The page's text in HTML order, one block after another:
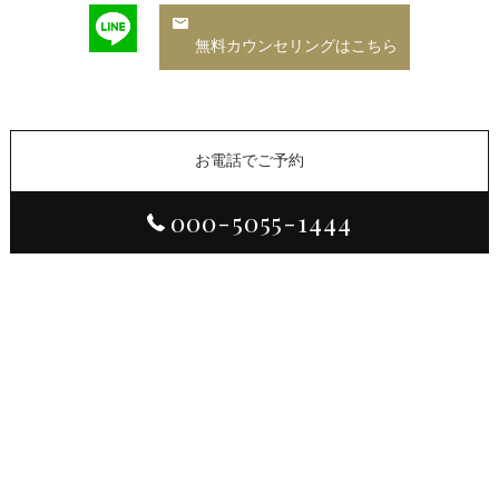
無料カウンセリングはこちら
お電話でご予約
000-5055-1444